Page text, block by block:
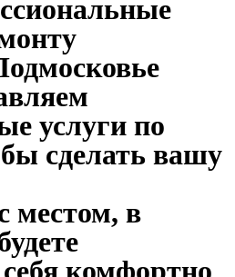
услуги по
сделать вашу
местом, в